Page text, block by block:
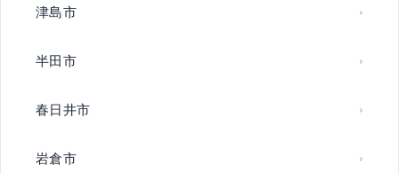
津島市
半田市
春日井市
岩倉市